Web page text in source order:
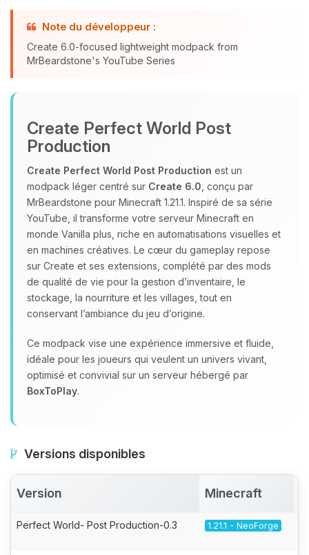
Note du développeur :
Create 6.0-focused lightweight modpack from
MrBeardstone's YouTube Series
Create Perfect World Post
Production
Create Perfect World Post Production est un
modpack léger centré sur Create 6.0 , conçu par
MrBeardstone pour Minecraft 1.21.1. Inspiré de sa série
YouTube, il transforme votre serveur Minecraft en
monde Vanilla plus, riche en automatisations visuelles et
en machines créatives. Le cœur du gameplay repose
sur Create et ses extensions, complété par des mods
de qualité de vie pour la gestion d’inventaire, le
stockage, la nourriture et les villages, tout en
conservant l’ambiance du jeu d’origine.
Ce modpack vise une expérience immersive et fluide,
idéale pour les joueurs qui veulent un univers vivant,
optimisé et convivial sur un serveur hébergé par
BoxToPlay.
Versions disponibles
Version Minecraft
Perfect World- Post Production-0.3 1.21.1 - NeoForge
Youpi, enfin quelqu’un pour me
parler ! Moi c’est Choupy, ton petit
assistant BoxToPlay. Dis-moi ce dont